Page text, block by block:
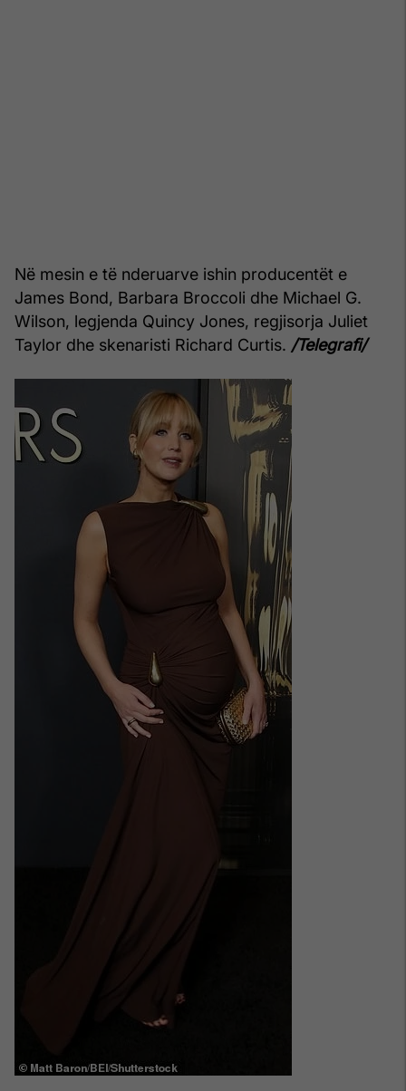
Në mesin e të nderuarve ishin producentët e
James Bond, Barbara Broccoli dhe Michael G.
Wilson, legjenda Quincy Jones, regjisorja Juliet
Taylor dhe skenaristi Richard Curtis. /Telegrafi/